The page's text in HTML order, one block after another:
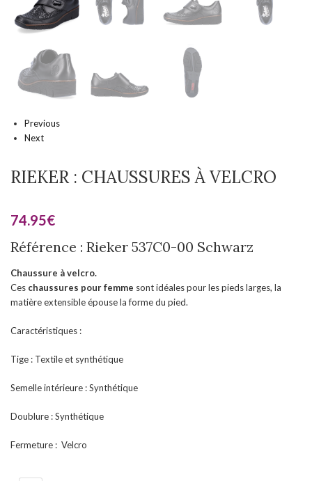
Previous
Next
RIEKER : CHAUSSURES À VELCRO
74.95€
Référence : Rieker 537C0-00 Schwarz
Chaussure à velcro.
Ces chaussures pour femme sont idéales pour les pieds larges, la
matière extensible épouse la forme du pied.
Caractéristiques :
Tige : Textile et synthétique
Semelle intérieure : Synthétique
Doublure : Synthétique
Fermeture : Velcro